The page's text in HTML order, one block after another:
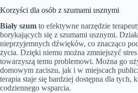
Korzyści dla osób z szumami usznymi
Biały szum to efektywne narzędzie
borykających się z szumami usznymi.
nieprzyjemnych dźwięków, co znacząco
życia. Dzięki niemu można zmniejszyć
towarzyszą temu problemowi. Można go
domowym zaciszu, jak i w miejscach
terapia staje się bardziej dostępna dla tych,
codziennego wsparcia.